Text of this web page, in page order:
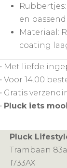
Cord
Zwart
aantal
en
Materiaal:
coating
• Met liefde
• Voor 14.00
• Gratis
• Pluck iets
Pluck
Trambaan 83a
1733AX